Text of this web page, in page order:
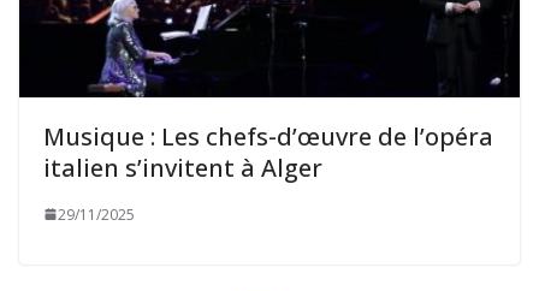
Musique : Les chefs-d’œuvre de l’opéra
italien s’invitent à Alger
29/11/2025